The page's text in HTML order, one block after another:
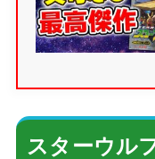
スターウル